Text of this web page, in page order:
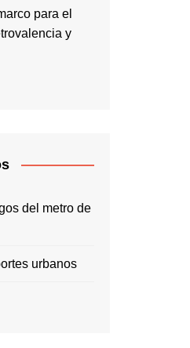
para el
y
del metro de
urbanos